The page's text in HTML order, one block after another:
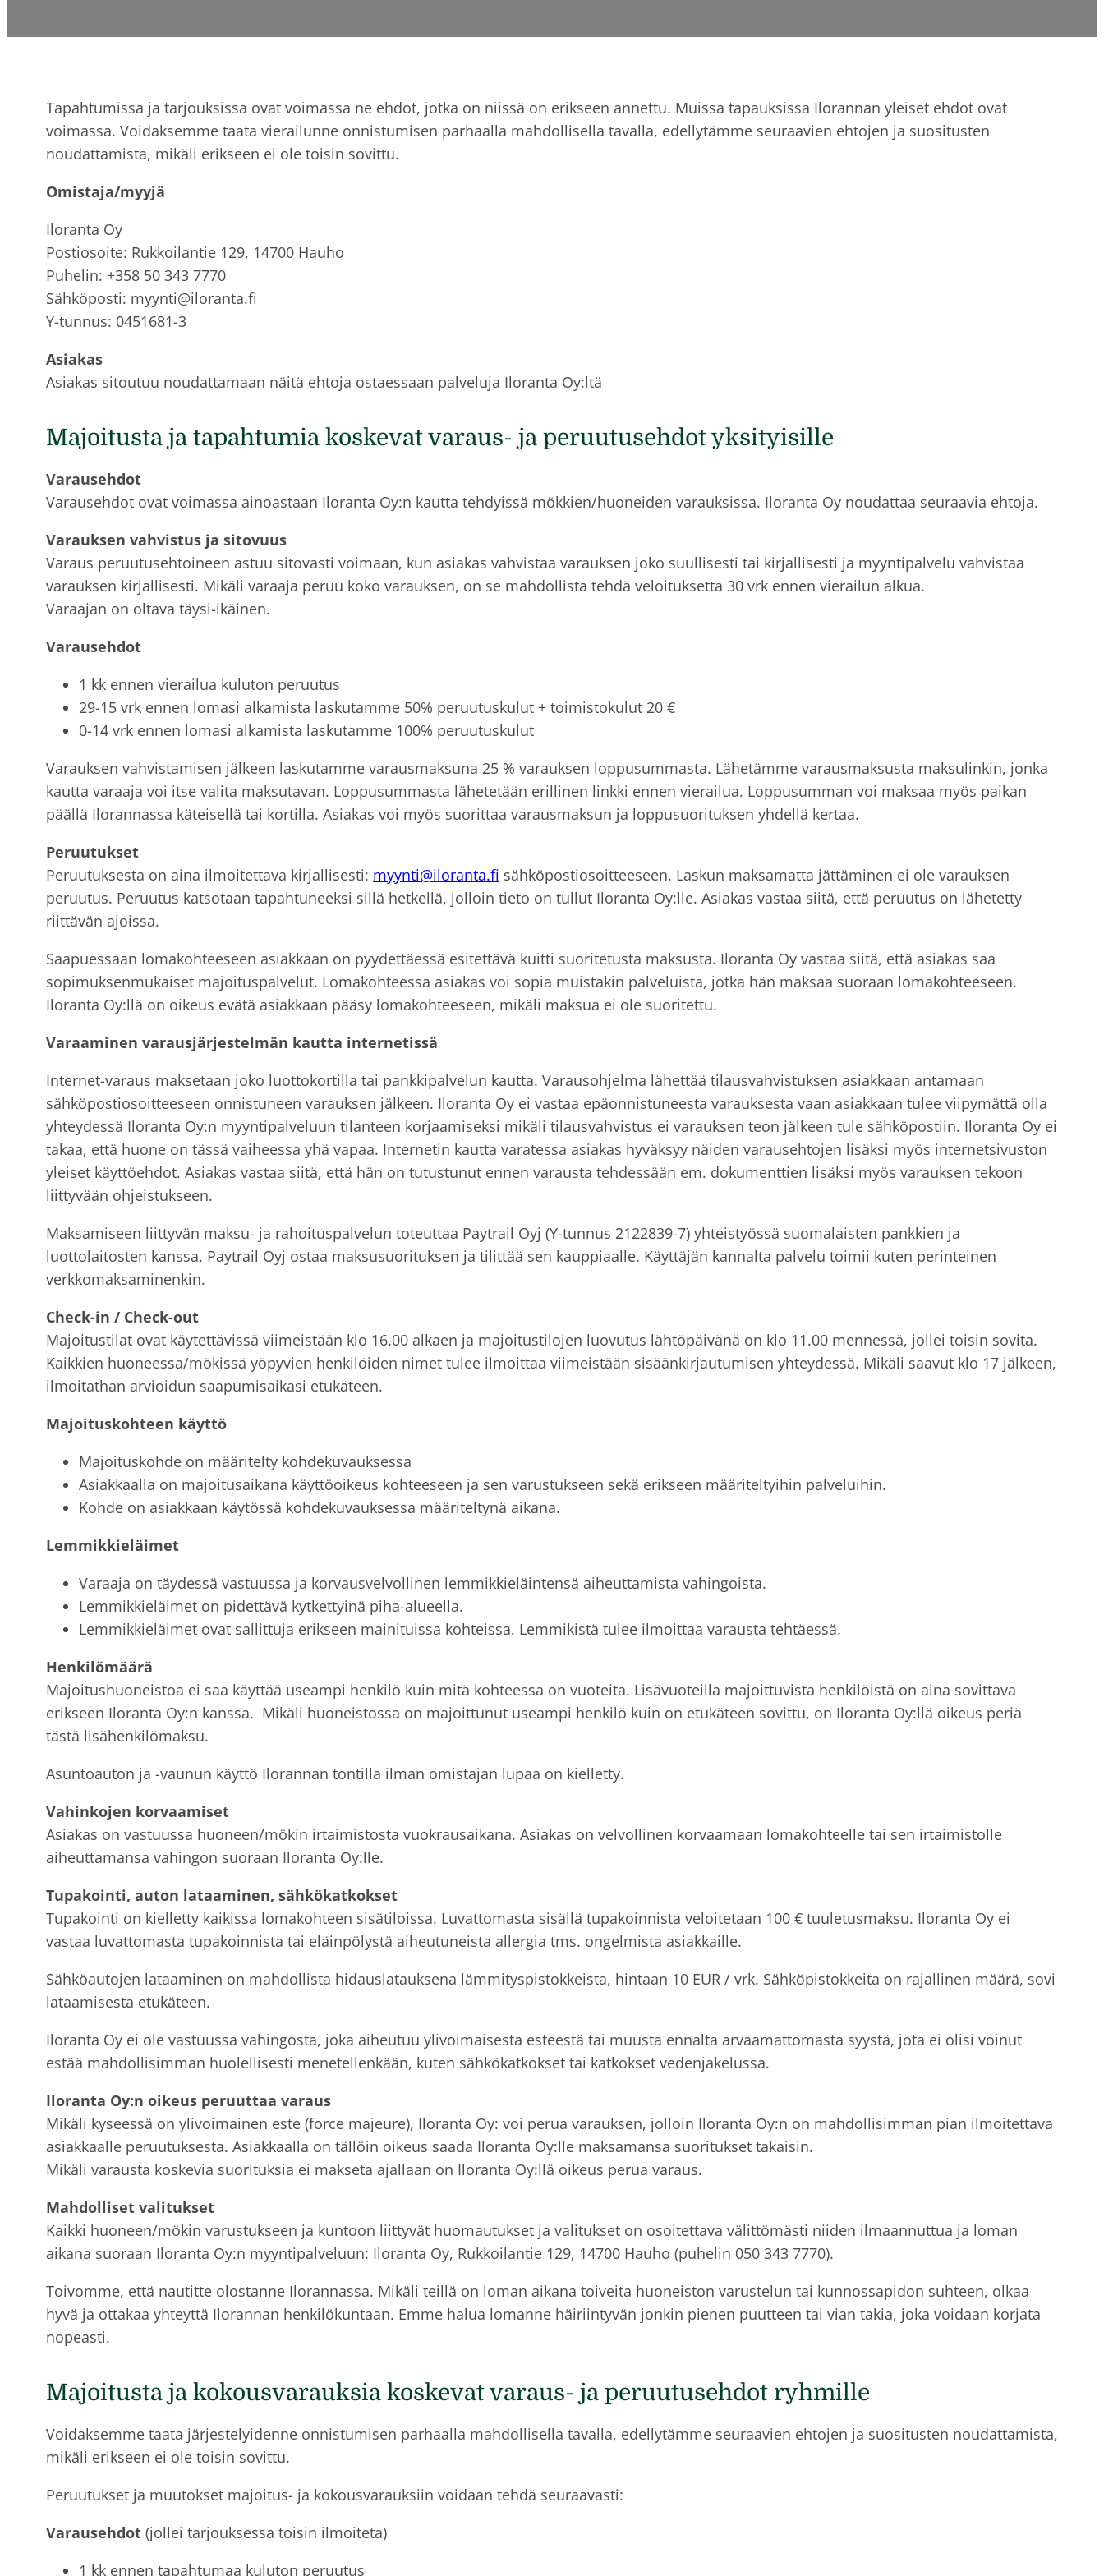
Tapahtumissa ja tarjouksissa ovat voimassa ne ehdot, jotka on niissä on erikseen annettu. Muissa tapauksissa Ilorannan yleiset ehdot ovat
voimassa. Voidaksemme taata vierailunne onnistumisen parhaalla mahdollisella tavalla, edellytämme seuraavien ehtojen ja suositusten
noudattamista, mikäli erikseen ei ole toisin sovittu.
Omistaja/myyjä
Iloranta Oy
Postiosoite: Rukkoilantie 129, 14700 Hauho
Puhelin: +358 50 343 7770
Sähköposti: myynti@iloranta.fi
Y-tunnus: 0451681-3
Asiakas
Asiakas sitoutuu noudattamaan näitä ehtoja ostaessaan palveluja Iloranta Oy:ltä
Majoitusta ja tapahtumia koskevat varaus- ja peruutusehdot yksityisille
Varausehdot
Varausehdot ovat voimassa ainoastaan Iloranta Oy:n kautta tehdyissä mökkien/huoneiden varauksissa. Iloranta Oy noudattaa seuraavia ehtoja.
Varauksen vahvistus ja sitovuus
Varaus peruutusehtoineen astuu sitovasti voimaan, kun asiakas vahvistaa varauksen joko suullisesti tai kirjallisesti ja myyntipalvelu vahvistaa
varauksen kirjallisesti. Mikäli varaaja peruu koko varauksen, on se mahdollista tehdä veloituksetta 30 vrk ennen vierailun alkua.
Varaajan on oltava täysi-ikäinen.
Varausehdot
1 kk ennen vierailua kuluton peruutus
29-15 vrk ennen lomasi alkamista laskutamme 50% peruutuskulut + toimistokulut 20 €
0-14 vrk ennen lomasi alkamista laskutamme 100% peruutuskulut
Varauksen vahvistamisen jälkeen laskutamme varausmaksuna 25 % varauksen loppusummasta. Lähetämme varausmaksusta maksulinkin, jonka
kautta varaaja voi itse valita maksutavan. Loppusummasta lähetetään erillinen linkki ennen vierailua. Loppusumman voi maksaa myös paikan
päällä Ilorannassa käteisellä tai kortilla. Asiakas voi myös suorittaa varausmaksun ja loppusuorituksen yhdellä kertaa.
Peruutukset
Peruutuksesta on aina ilmoitettava kirjallisesti: myynti@iloranta.fi sähköpostiosoitteeseen. Laskun maksamatta jättäminen ei ole varauksen
peruutus. Peruutus katsotaan tapahtuneeksi sillä hetkellä, jolloin tieto on tullut Iloranta Oy:lle. Asiakas vastaa siitä, että peruutus on lähetetty
riittävän ajoissa.
Saapuessaan lomakohteeseen asiakkaan on pyydettäessä esitettävä kuitti suoritetusta maksusta. Iloranta Oy vastaa siitä, että asiakas saa
sopimuksenmukaiset majoituspalvelut. Lomakohteessa asiakas voi sopia muistakin palveluista, jotka hän maksaa suoraan lomakohteeseen.
Iloranta Oy:llä on oikeus evätä asiakkaan pääsy lomakohteeseen, mikäli maksua ei ole suoritettu.
Varaaminen varausjärjestelmän kautta internetissä
Internet-varaus maksetaan joko luottokortilla tai pankkipalvelun kautta. Varausohjelma lähettää tilausvahvistuksen asiakkaan antamaan
sähköpostiosoitteeseen onnistuneen varauksen jälkeen. Iloranta Oy ei vastaa epäonnistuneesta varauksesta vaan asiakkaan tulee viipymättä olla
yhteydessä Iloranta Oy:n myyntipalveluun tilanteen korjaamiseksi mikäli tilausvahvistus ei varauksen teon jälkeen tule sähköpostiin. Iloranta Oy ei
takaa, että huone on tässä vaiheessa yhä vapaa. Internetin kautta varatessa asiakas hyväksyy näiden varausehtojen lisäksi myös internetsivuston
yleiset käyttöehdot. Asiakas vastaa siitä, että hän on tutustunut ennen varausta tehdessään em. dokumenttien lisäksi myös varauksen tekoon
liittyvään ohjeistukseen.
Maksamiseen liittyvän maksu- ja rahoituspalvelun toteuttaa Paytrail Oyj (Y-tunnus 2122839-7) yhteistyössä suomalaisten pankkien ja
luottolaitosten kanssa. Paytrail Oyj ostaa maksusuorituksen ja tilittää sen kauppiaalle. Käyttäjän kannalta palvelu toimii kuten perinteinen
verkkomaksaminenkin.
Check-in / Check-out
Majoitustilat ovat käytettävissä viimeistään klo 16.00 alkaen ja majoitustilojen luovutus lähtöpäivänä on klo 11.00 mennessä, jollei toisin sovita.
Kaikkien huoneessa/mökissä yöpyvien henkilöiden nimet tulee ilmoittaa viimeistään sisäänkirjautumisen yhteydessä. Mikäli saavut klo 17 jälkeen,
ilmoitathan arvioidun saapumisaikasi etukäteen.
Majoituskohteen käyttö
Majoituskohde on määritelty kohdekuvauksessa
Asiakkaalla on majoitusaikana käyttöoikeus kohteeseen ja sen varustukseen sekä erikseen määriteltyihin palveluihin.
Kohde on asiakkaan käytössä kohdekuvauksessa määriteltynä aikana.
Lemmikkieläimet
Varaaja on täydessä vastuussa ja korvausvelvollinen lemmikkieläintensä aiheuttamista vahingoista.
Lemmikkieläimet on pidettävä kytkettyinä piha-alueella.
Lemmikkieläimet ovat sallittuja erikseen mainituissa kohteissa. Lemmikistä tulee ilmoittaa varausta tehtäessä.
Henkilömäärä
Majoitushuoneistoa ei saa käyttää useampi henkilö kuin mitä kohteessa on vuoteita. Lisävuoteilla majoittuvista henkilöistä on aina sovittava
erikseen Iloranta Oy:n kanssa. Mikäli huoneistossa on majoittunut useampi henkilö kuin on etukäteen sovittu, on Iloranta Oy:llä oikeus periä
tästä lisähenkilömaksu.
Asuntoauton ja -vaunun käyttö Ilorannan tontilla ilman omistajan lupaa on kielletty.
Vahinkojen korvaamiset
Asiakas on vastuussa huoneen/mökin irtaimistosta vuokrausaikana. Asiakas on velvollinen korvaamaan lomakohteelle tai sen irtaimistolle
aiheuttamansa vahingon suoraan Iloranta Oy:lle.
Tupakointi, auton lataaminen, sähkökatkokset
Tupakointi on kielletty kaikissa lomakohteen sisätiloissa. Luvattomasta sisällä tupakoinnista veloitetaan 100 € tuuletusmaksu. Iloranta Oy ei
vastaa luvattomasta tupakoinnista tai eläinpölystä aiheutuneista allergia tms. ongelmista asiakkaille.
Sähköautojen lataaminen on mahdollista hidauslatauksena lämmityspistokkeista, hintaan 10 EUR / vrk. Sähköpistokkeita on rajallinen määrä, sovi
lataamisesta etukäteen.
Iloranta Oy ei ole vastuussa vahingosta, joka aiheutuu ylivoimaisesta esteestä tai muusta ennalta arvaamattomasta syystä, jota ei olisi voinut
estää mahdollisimman huolellisesti menetellenkään, kuten sähkökatkokset tai katkokset vedenjakelussa.
Iloranta Oy:n oikeus peruuttaa varaus
Mikäli kyseessä on ylivoimainen este (force majeure), Iloranta Oy: voi perua varauksen, jolloin Iloranta Oy:n on mahdollisimman pian ilmoitettava
asiakkaalle peruutuksesta. Asiakkaalla on tällöin oikeus saada Iloranta Oy:lle maksamansa suoritukset takaisin.
Mikäli varausta koskevia suorituksia ei makseta ajallaan on Iloranta Oy:llä oikeus perua varaus.
Mahdolliset valitukset
Kaikki huoneen/mökin varustukseen ja kuntoon liittyvät huomautukset ja valitukset on osoitettava välittömästi niiden ilmaannuttua ja loman
aikana suoraan Iloranta Oy:n myyntipalveluun: Iloranta Oy, Rukkoilantie 129, 14700 Hauho (puhelin 050 343 7770).
Toivomme, että nautitte olostanne Ilorannassa. Mikäli teillä on loman aikana toiveita huoneiston varustelun tai kunnossapidon suhteen, olkaa
hyvä ja ottakaa yhteyttä Ilorannan henkilökuntaan. Emme halua lomanne häiriintyvän jonkin pienen puutteen tai vian takia, joka voidaan korjata
nopeasti.
Majoitusta ja kokousvarauksia koskevat varaus- ja peruutusehdot ryhmille
Voidaksemme taata järjestelyidenne onnistumisen parhaalla mahdollisella tavalla, edellytämme seuraavien ehtojen ja suositusten noudattamista,
mikäli erikseen ei ole toisin sovittu.
Peruutukset ja muutokset majoitus- ja kokousvarauksiin voidaan tehdä seuraavasti:
Varausehdot (jollei tarjouksessa toisin ilmoiteta)
1 kk ennen tapahtumaa kuluton peruutus